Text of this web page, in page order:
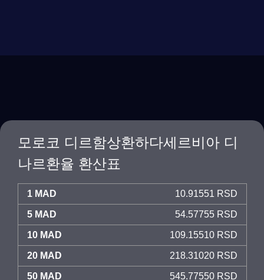
모로코 디르함상환하다세르비아 디
나르환율 환산표
1 MAD 10.91551 RSD
5 MAD 54.57755 RSD
10 MAD 109.15510 RSD
20 MAD 218.31020 RSD
50 MAD 545.77550 RSD